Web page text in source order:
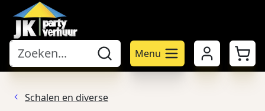
Menu Mijn account
Schalen en diverse